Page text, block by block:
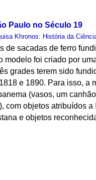
Paulo no Século 19
Khronos: História da
de sacadas de ferro
modelo foi criado por
grades terem sido
e 1890. Para isso, a
(vasos, um
objetos atribuídos a
e objetos